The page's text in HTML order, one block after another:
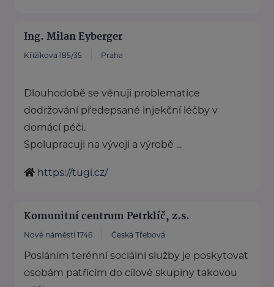
Ing. Milan Eyberger
Křižíkova 185/35 Praha
Dlouhodobě se věnuji problematice
dodržování předepsané injekční léčby v
domácí péči.
Spolupracuji na vývoji a výrobě ...
https://tugi.cz/
Komunitní centrum Petrklíč, z.s.
Nové náměstí 1746 Česká Třebová
Posláním terénní sociální služby je poskytovat
osobám patřícím do cílové skupiny takovou